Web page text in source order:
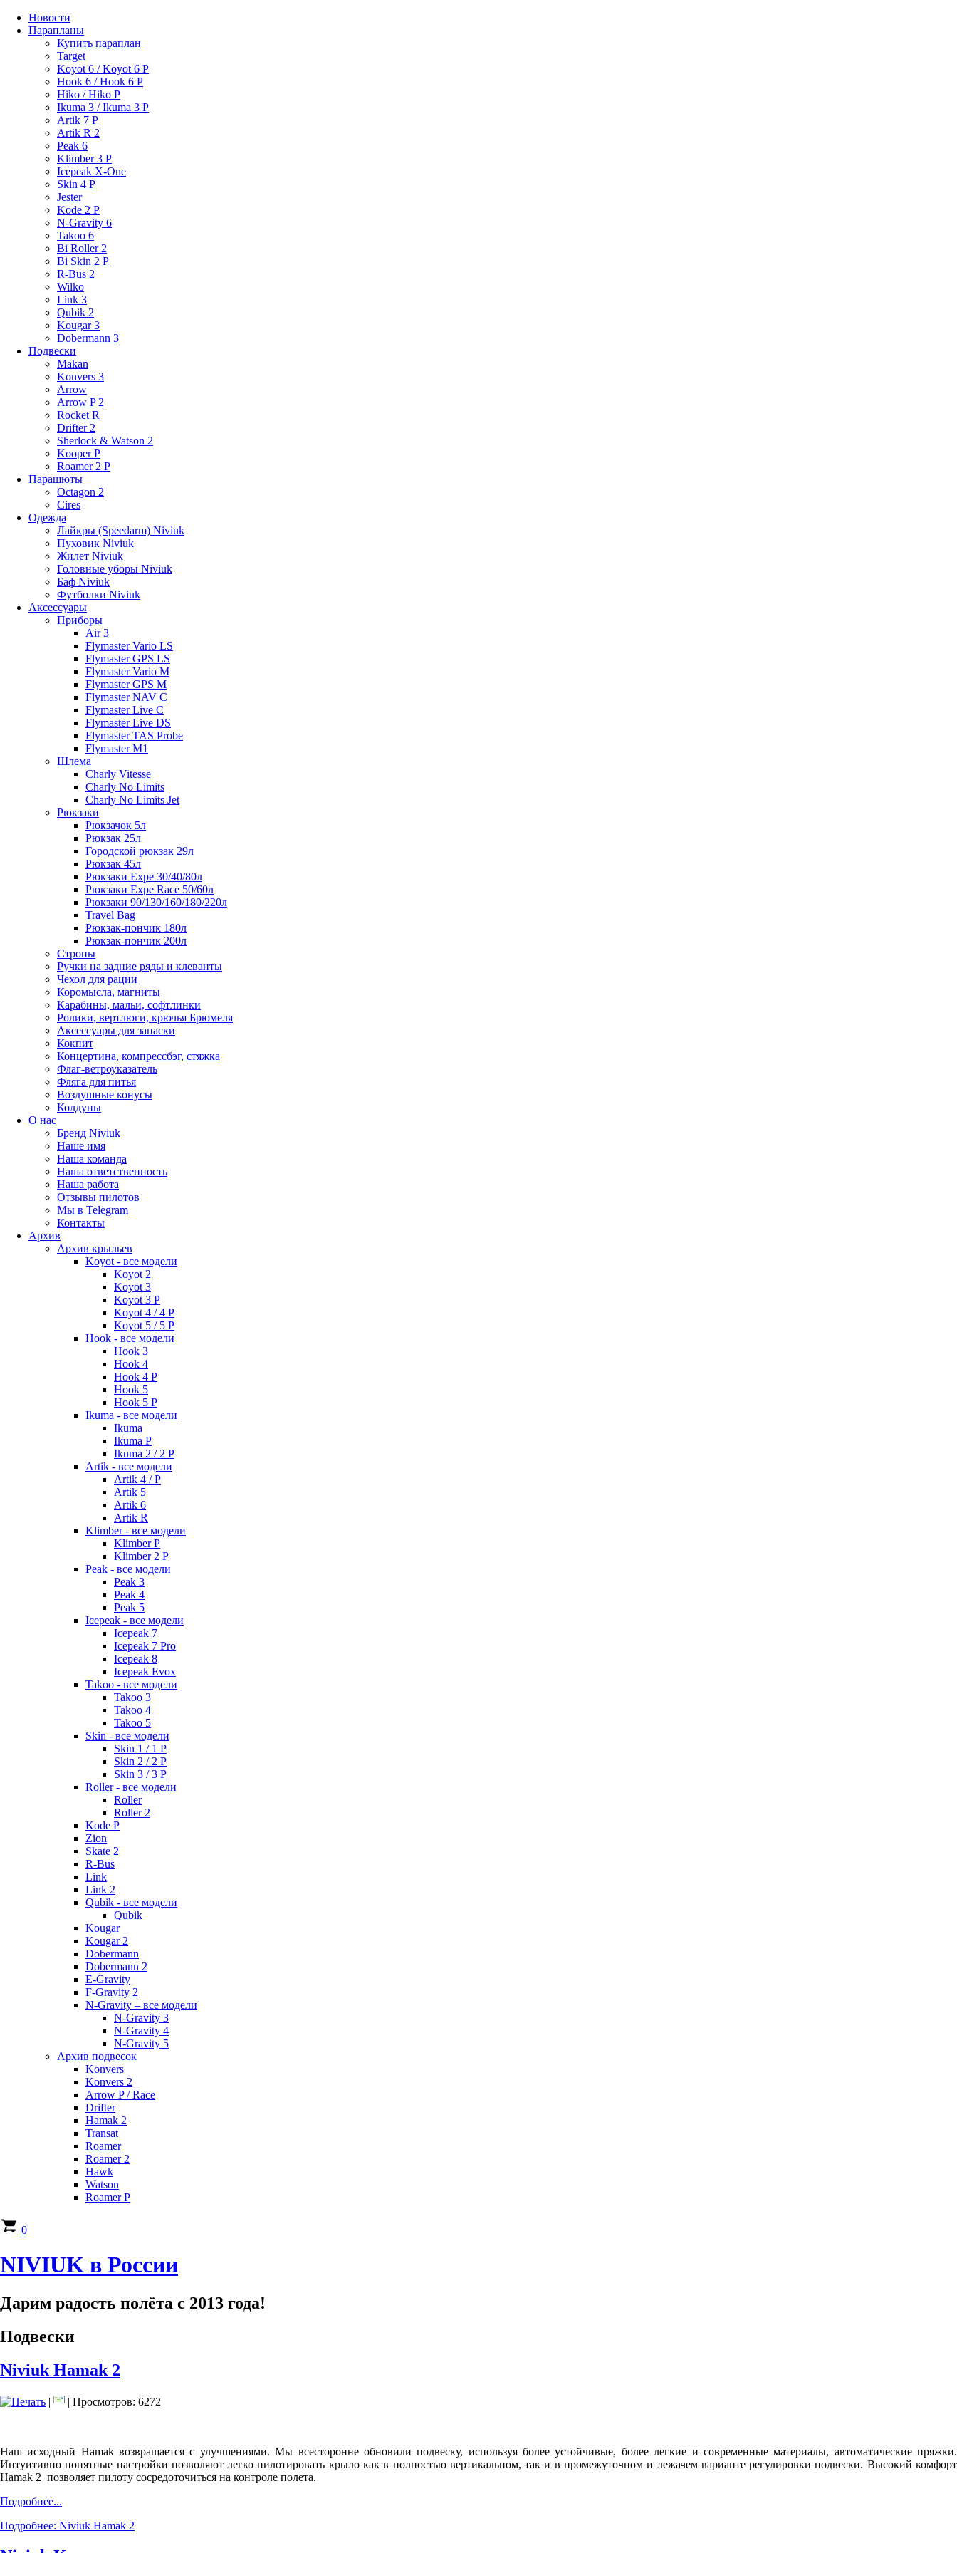
Новости
Парапланы
Купить параплан
Target
Koyot 6 / Koyot 6 P
Hook 6 / Hook 6 P
Hiko / Hiko P
Ikuma 3 / Ikuma 3 P
Artik 7 P
Artik R 2
Peak 6
Klimber 3 P
Icepeak X-One
Skin 4 P
Jester
Kode 2 P
N-Gravity 6
Takoo 6
Bi Roller 2
Bi Skin 2 P
R-Bus 2
Wilko
Link 3
Qubik 2
Kougar 3
Dobermann 3
Подвески
Makan
Konvers 3
Arrow
Arrow P 2
Rocket R
Drifter 2
Sherlock & Watson 2
Kooper P
Roamer 2 P
Парашюты
Octagon 2
Cires
Одежда
Лайкры (Speedarm) Niviuk
Пуховик Niviuk
Жилет Niviuk
Головные уборы Niviuk
Баф Niviuk
Футболки Niviuk
Аксессуары
Приборы
Air 3
Flymaster Vario LS
Flymaster GPS LS
Flymaster Vario M
Flymaster GPS M
Flymaster NAV C
Flymaster Live C
Flymaster Live DS
Flymaster TAS Probe
Flymaster M1
Шлема
Charly Vitesse
Charly No Limits
Charly No Limits Jet
Рюкзаки
Рюкзачок 5л
Рюкзак 25л
Городской рюкзак 29л
Рюкзак 45л
Рюкзаки Expe 30/40/80л
Рюкзаки Expe Race 50/60л
Рюкзаки 90/130/160/180/220л
Travel Bag
Рюкзак-пончик 180л
Рюкзак-пончик 200л
Стропы
Ручки на задние ряды и клеванты
Чехол для рации
Коромысла, магниты
Карабины, мальи, софтлинки
Ролики, вертлюги, крючья Брюмеля
Аксессуары для запаски
Кокпит
Концертина, компрессбэг, стяжка
Флаг-ветроуказатель
Фляга для питья
Воздушные конусы
Колдуны
О нас
Бренд Niviuk
Наше имя
Наша команда
Наша ответственность
Наша работа
Отзывы пилотов
Мы в Telegram
Контакты
Архив
Архив крыльев
Koyot - все модели
Koyot 2
Koyot 3
Koyot 3 P
Koyot 4 / 4 P
Koyot 5 / 5 P
Hook - все модели
Hook 3
Hook 4
Hook 4 P
Hook 5
Hook 5 P
Ikuma - все модели
Ikuma
Ikuma P
Ikuma 2 / 2 P
Artik - все модели
Artik 4 / P
Artik 5
Artik 6
Artik R
Klimber - все модели
Klimber P
Klimber 2 P
Peak - все модели
Peak 3
Peak 4
Peak 5
Icepeak - все модели
Icepeak 7
Icepeak 7 Pro
Icepeak 8
Icepeak Evox
Takoo - все модели
Takoo 3
Takoo 4
Takoo 5
Skin - все модели
Skin 1 / 1 P
Skin 2 / 2 P
Skin 3 / 3 P
Roller - все модели
Roller
Roller 2
Kode P
Zion
Skate 2
R-Bus
Link
Link 2
Qubik - все модели
Qubik
Kougar
Kougar 2
Dobermann
Dobermann 2
E-Gravity
F-Gravity 2
N-Gravity – все модели
N-Gravity 3
N-Gravity 4
N-Gravity 5
Архив подвесок
Konvers
Konvers 2
Arrow P / Race
Drifter
Hamak 2
Transat
Roamer
Roamer 2
Hawk
Watson
Roamer P
0
NIVIUK в России
Дарим радость полёта с 2013 года!
Подвески
Niviuk Hamak 2
| | Просмотров: 6272
Наш исходный Hamak возвращается с улучшениями. Мы всесторонне обновили подвеску, используя более устойчивые, более легкие и современные материалы, автоматические пряжки.
Интуитивно понятные настройки позволяют легко пилотировать крыло как в полностью вертикальном, так и в промежуточном и лежачем варианте регулировки подвески. Высокий комфорт
Hamak 2 позволяет пилоту сосредоточиться на контроле полета.
Подробнее...
Подробнее: Niviuk Hamak 2